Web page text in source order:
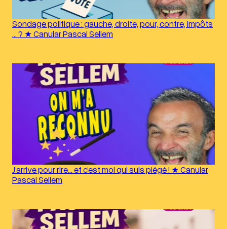
Sondage politique : gauche, droite, pour, contre, impôts
… ? ★ Canular Pascal Sellem
J’arrive pour rire… et c’est moi qui suis piégé ! ★ Canular
Pascal Sellem